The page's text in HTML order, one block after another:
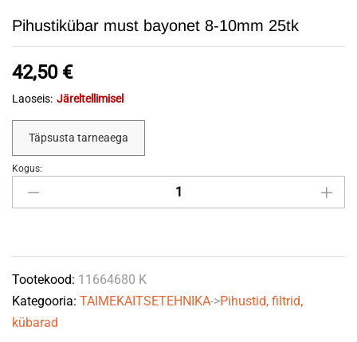
Pihustikübar must bayonet 8-10mm 25tk
42,50 €
Laoseis: Järeltellimisel
Täpsusta tarneaega
Pihustikübar
must
10mm
25tk
quantity
Kogus:
Tootekood: 11664680 K
Kategooria: TAIMEKAITSETEHNIKA->Pihustid, filtrid,
kübarad